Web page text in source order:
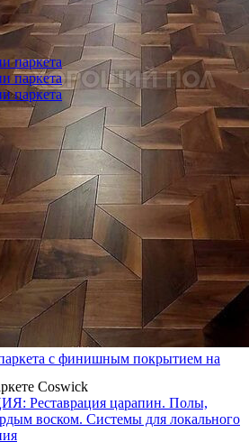
с финишным покрытием на
Coswick